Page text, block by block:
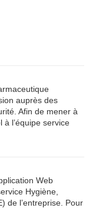
auprès des
Afin de mener à
l’équipe service
Web
Hygiène,
de l’entreprise. Pour